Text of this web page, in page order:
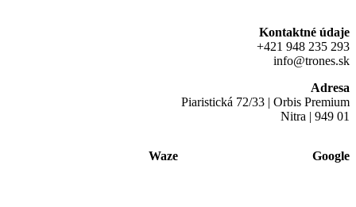
Kontaktné údaje
+421 948 235 293
info@trones.sk
Adresa
Piaristická 72/33 | Orbis Premium
Nitra | 949 01
Waze Google